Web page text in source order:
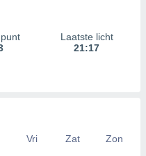
Laatste licht
21:17
Vri Zat
Zon